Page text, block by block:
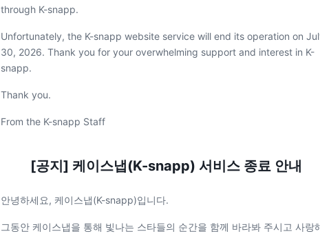
through K-snapp.
Unfortunately, the K-snapp website service will end its operation on
30, 2026. Thank you for your overwhelming support and interest in K-
snapp.
Thank you.
From the K-snapp Staff
[공지] 케이스냅(K-snapp) 서비스 종료 안내
안녕하세요, 케이스냅(K-snapp)입니다.
그동안 케이스냅을 통해 빛나는 스타들의 순간을 함께 바라봐 주시고 사랑